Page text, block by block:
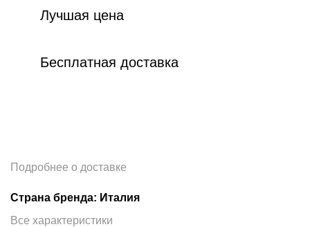
Лучшая цена
Бесплатная доставка
Подробнее о доставке
Страна бренда: Италия
Все характеристики